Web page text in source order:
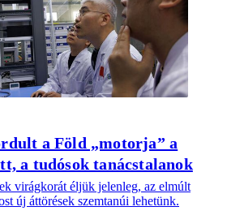
a Föld „motorja” a
a tudósok tanácstalanok
virágkorát éljük jelenleg, az elmúlt
új áttörések szemtanúi lehetünk.